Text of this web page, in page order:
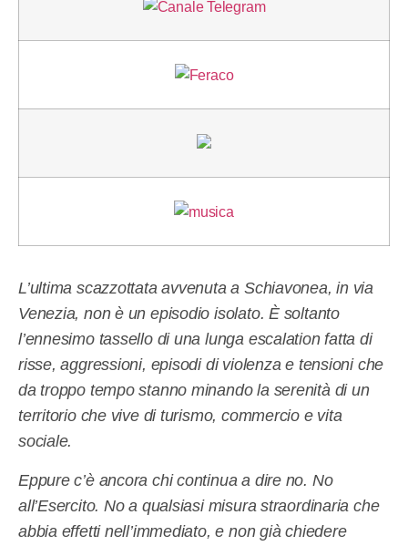
L’ultima scazzottata avvenuta a Schiavonea, in via
Venezia, non è un episodio isolato. È soltanto
l’ennesimo tassello di una lunga escalation fatta di
risse, aggressioni, episodi di violenza e tensioni che
da troppo tempo stanno minando la serenità di un
territorio che vive di turismo, commercio e vita
sociale.
Eppure c’è ancora chi continua a dire no. No
all’Esercito. No a qualsiasi misura straordinaria che
abbia effetti nell’immediato, e non già chiedere